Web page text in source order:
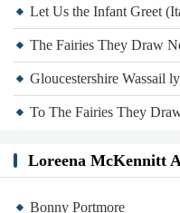
Let Us the Infant Greet
The Fairies They Draw
Gloucestershire Wassail
To The Fairies They
Loreena McKennitt
Bonny Portmore